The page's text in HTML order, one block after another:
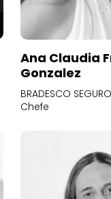
Ana Claudia
Gonzalez
BRADESCO
Chefe